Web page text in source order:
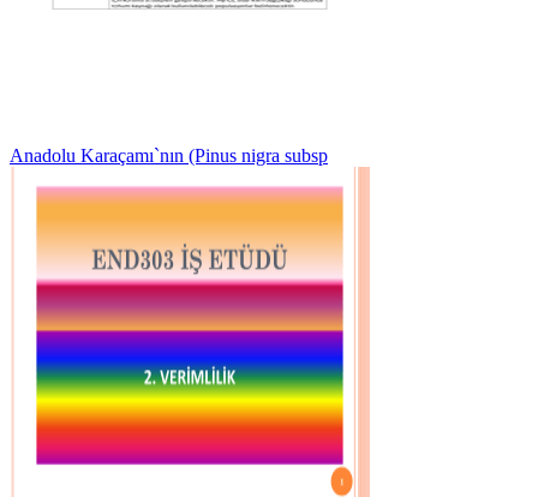
Anadolu Karaçamı`nın (Pinus nigra subsp